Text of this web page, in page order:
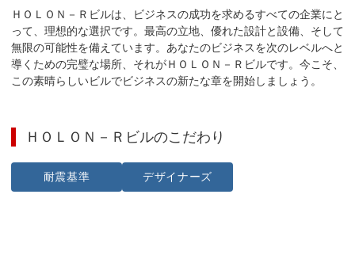
ＨＯＬＯＮ－Ｒビルは、ビジネスの成功を求めるすべての企業にと
って、理想的な選択です。最高の立地、優れた設計と設備、そして
無限の可能性を備えています。あなたのビジネスを次のレベルへと
導くための完璧な場所、それがＨＯＬＯＮ－Ｒビルです。今こそ、
この素晴らしいビルでビジネスの新たな章を開始しましょう。
ＨＯＬＯＮ－Ｒビルのこだわり
耐震基準 デザイナーズ